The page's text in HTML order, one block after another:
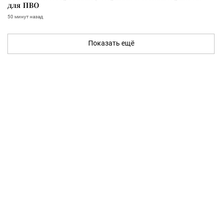
для ПВО
50 минут назад
Показать ещё